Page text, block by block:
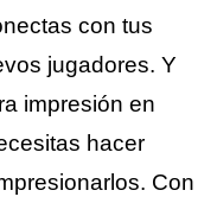
con tus
jugadores. Y
impresión en
hacer
Con